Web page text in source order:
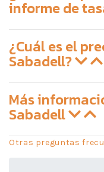
informe de
¿Cuál es el
Sabadell?
Más
Sabadell
Otras preguntas